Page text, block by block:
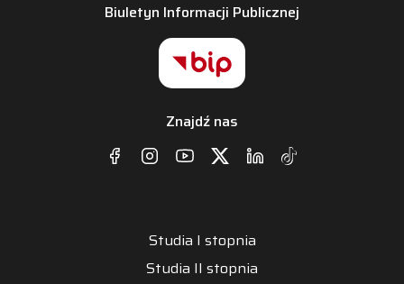
Biuletyn Informacji Publicznej
Znajdź nas
Studia I stopnia
Studia II stopnia